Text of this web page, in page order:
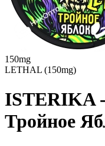
150mg
LETHAL (150mg)
ISTERIKA
Тройное